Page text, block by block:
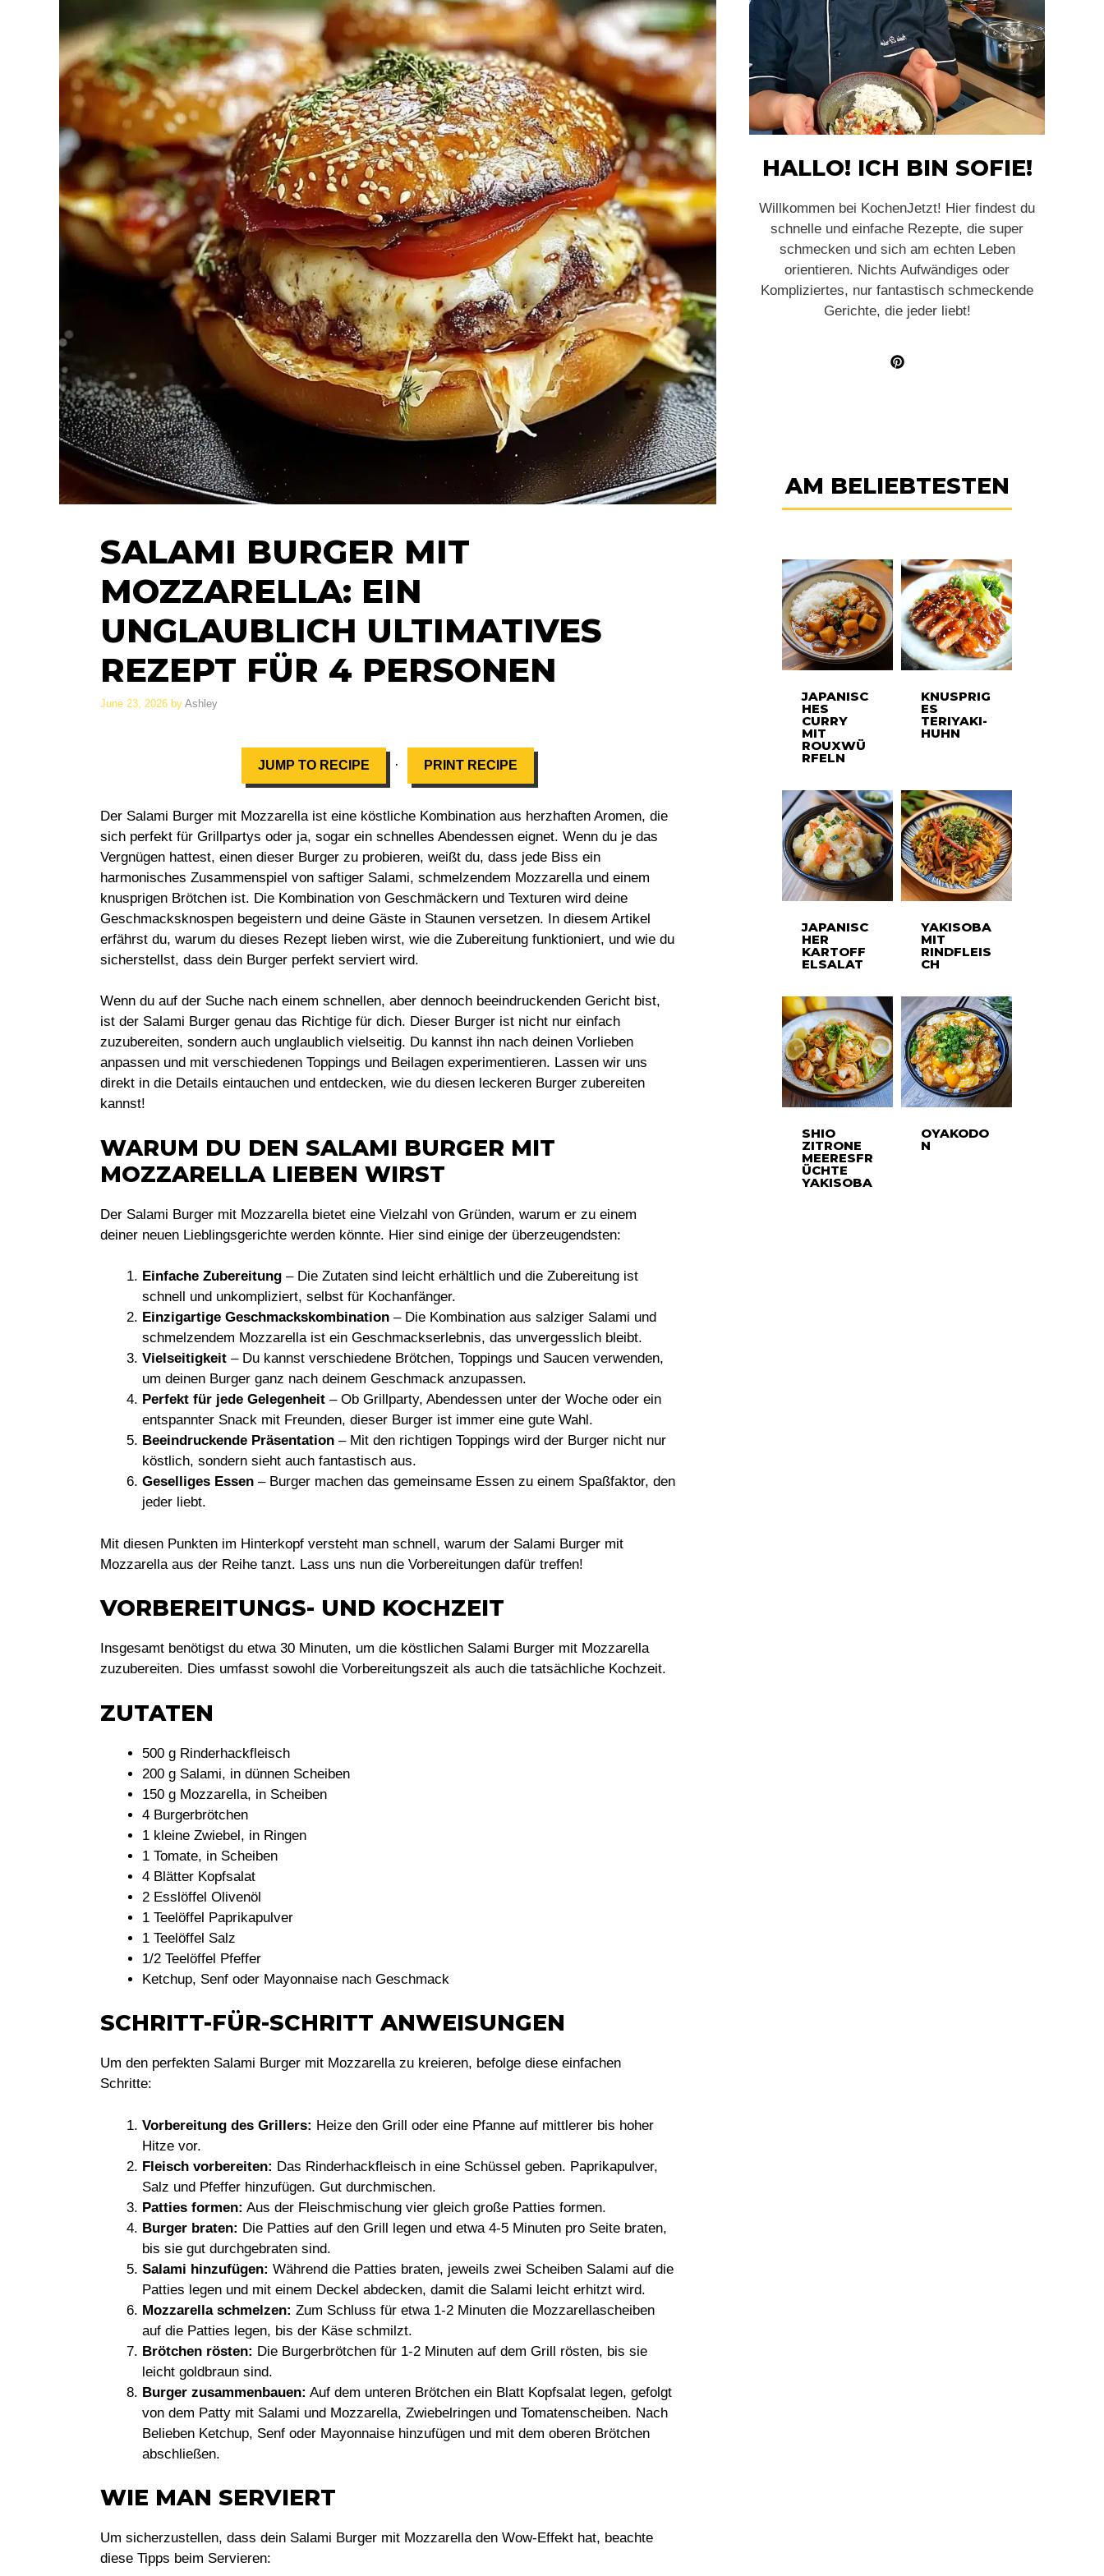
SALAMI BURGER MIT
MOZZARELLA: EIN
UNGLAUBLICH ULTIMATIVES
REZEPT FÜR 4 PERSONEN
June 23, 2026 by Ashley
JUMP TO RECIPE · PRINT RECIPE
Der Salami Burger mit Mozzarella ist eine köstliche Kombination aus herzhaften Aromen, die
sich perfekt für Grillpartys oder ja, sogar ein schnelles Abendessen eignet. Wenn du je das
Vergnügen hattest, einen dieser Burger zu probieren, weißt du, dass jede Biss ein
harmonisches Zusammenspiel von saftiger Salami, schmelzendem Mozzarella und einem
knusprigen Brötchen ist. Die Kombination von Geschmäckern und Texturen wird deine
Geschmacksknospen begeistern und deine Gäste in Staunen versetzen. In diesem Artikel
erfährst du, warum du dieses Rezept lieben wirst, wie die Zubereitung funktioniert, und wie du
sicherstellst, dass dein Burger perfekt serviert wird.
Wenn du auf der Suche nach einem schnellen, aber dennoch beeindruckenden Gericht bist,
ist der Salami Burger genau das Richtige für dich. Dieser Burger ist nicht nur einfach
zuzubereiten, sondern auch unglaublich vielseitig. Du kannst ihn nach deinen Vorlieben
anpassen und mit verschiedenen Toppings und Beilagen experimentieren. Lassen wir uns
direkt in die Details eintauchen und entdecken, wie du diesen leckeren Burger zubereiten
kannst!
WARUM DU DEN SALAMI BURGER MIT
MOZZARELLA LIEBEN WIRST
Der Salami Burger mit Mozzarella bietet eine Vielzahl von Gründen, warum er zu einem
deiner neuen Lieblingsgerichte werden könnte. Hier sind einige der überzeugendsten:
Einfache Zubereitung – Die Zutaten sind leicht erhältlich und die Zubereitung ist
schnell und unkompliziert, selbst für Kochanfänger.
Einzigartige Geschmackskombination – Die Kombination aus salziger Salami und
schmelzendem Mozzarella ist ein Geschmackserlebnis, das unvergesslich bleibt.
Vielseitigkeit – Du kannst verschiedene Brötchen, Toppings und Saucen verwenden,
um deinen Burger ganz nach deinem Geschmack anzupassen.
Perfekt für jede Gelegenheit – Ob Grillparty, Abendessen unter der Woche oder ein
entspannter Snack mit Freunden, dieser Burger ist immer eine gute Wahl.
Beeindruckende Präsentation – Mit den richtigen Toppings wird der Burger nicht nur
köstlich, sondern sieht auch fantastisch aus.
Geselliges Essen – Burger machen das gemeinsame Essen zu einem Spaßfaktor, den
jeder liebt.
Mit diesen Punkten im Hinterkopf versteht man schnell, warum der Salami Burger mit
Mozzarella aus der Reihe tanzt. Lass uns nun die Vorbereitungen dafür treffen!
VORBEREITUNGS- UND KOCHZEIT
Insgesamt benötigst du etwa 30 Minuten, um die köstlichen Salami Burger mit Mozzarella
zuzubereiten. Dies umfasst sowohl die Vorbereitungszeit als auch die tatsächliche Kochzeit.
ZUTATEN
500 g Rinderhackfleisch
200 g Salami, in dünnen Scheiben
150 g Mozzarella, in Scheiben
4 Burgerbrötchen
1 kleine Zwiebel, in Ringen
1 Tomate, in Scheiben
4 Blätter Kopfsalat
2 Esslöffel Olivenöl
1 Teelöffel Paprikapulver
1 Teelöffel Salz
1/2 Teelöffel Pfeffer
Ketchup, Senf oder Mayonnaise nach Geschmack
SCHRITT-FÜR-SCHRITT ANWEISUNGEN
Um den perfekten Salami Burger mit Mozzarella zu kreieren, befolge diese einfachen
Schritte:
Vorbereitung des Grillers: Heize den Grill oder eine Pfanne auf mittlerer bis hoher
Hitze vor.
Fleisch vorbereiten: Das Rinderhackfleisch in eine Schüssel geben. Paprikapulver,
Salz und Pfeffer hinzufügen. Gut durchmischen.
Patties formen: Aus der Fleischmischung vier gleich große Patties formen.
Burger braten: Die Patties auf den Grill legen und etwa 4-5 Minuten pro Seite braten,
bis sie gut durchgebraten sind.
Salami hinzufügen: Während die Patties braten, jeweils zwei Scheiben Salami auf die
Patties legen und mit einem Deckel abdecken, damit die Salami leicht erhitzt wird.
Mozzarella schmelzen: Zum Schluss für etwa 1-2 Minuten die Mozzarellascheiben
auf die Patties legen, bis der Käse schmilzt.
Brötchen rösten: Die Burgerbrötchen für 1-2 Minuten auf dem Grill rösten, bis sie
leicht goldbraun sind.
Burger zusammenbauen: Auf dem unteren Brötchen ein Blatt Kopfsalat legen, gefolgt
von dem Patty mit Salami und Mozzarella, Zwiebelringen und Tomatenscheiben. Nach
Belieben Ketchup, Senf oder Mayonnaise hinzufügen und mit dem oberen Brötchen
abschließen.
WIE MAN SERVIERT
Um sicherzustellen, dass dein Salami Burger mit Mozzarella den Wow-Effekt hat, beachte
diese Tipps beim Servieren:
HALLO! ICH BIN SOFIE!
Willkommen bei KochenJetzt! Hier findest du
schnelle und einfache Rezepte, die super
schmecken und sich am echten Leben
orientieren. Nichts Aufwändiges oder
Kompliziertes, nur fantastisch schmeckende
Gerichte, die jeder liebt!
AM BELIEBTESTEN
JAPANISC
HES
CURRY
MIT
ROUXWÜ
RFELN
KNUSPRIG
ES
TERIYAKI-
HUHN
JAPANISC
HER
KARTOFF
ELSALAT
YAKISOBA
MIT
RINDFLEIS
CH
SHIO
ZITRONE
MEERESFR
ÜCHTE
YAKISOBA
OYAKODO
N